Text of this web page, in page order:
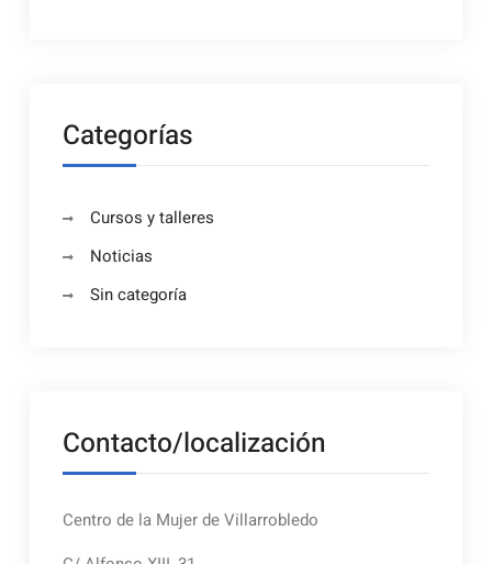
Categorías
Cursos y talleres
Noticias
Sin categoría
Contacto/localización
Centro de la Mujer de Villarrobledo